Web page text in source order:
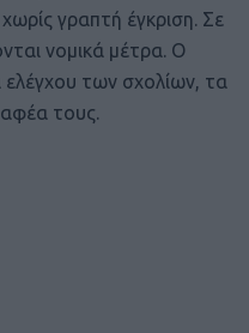
γραπτή έγκριση. Σε
νομικά μέτρα. Ο
ελέγχου των σχολίων, τα
τους.